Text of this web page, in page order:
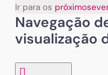
Ir para os
Navegação
visualização